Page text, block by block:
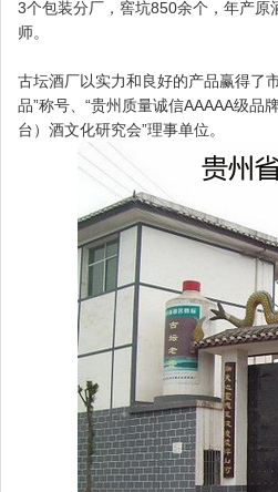
3个包装分厂，窖坑850余个，年产
师。
古坛酒厂以实力和良好的产品赢得了
品”称号、“贵州质量诚信AAAAA级品
台）酒文化研究会”理事单位。